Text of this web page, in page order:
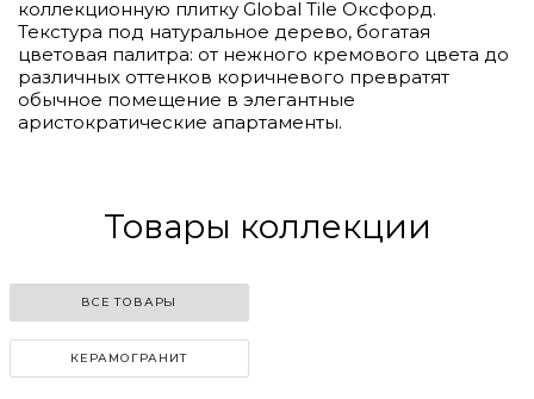
коллекционную плитку Global Tile Оксфорд.
Текстура под натуральное дерево, богатая
цветовая палитра: от нежного кремового цвета до
различных оттенков коричневого превратят
обычное помещение в элегантные
аристократические апартаменты.
Товары коллекции
ВСЕ ТОВАРЫ
КЕРАМОГРАНИТ